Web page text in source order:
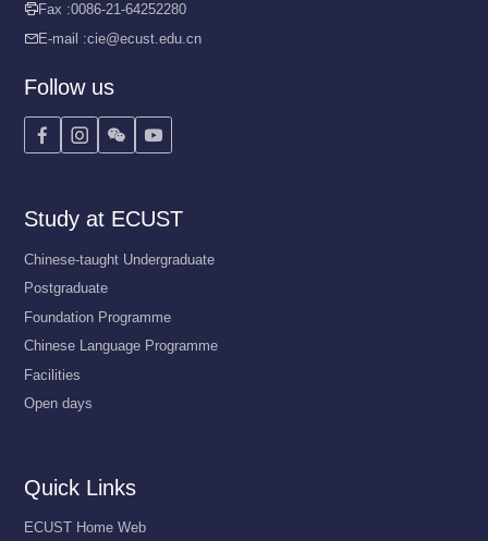
Fax :0086-21-64252280
E-mail :cie@ecust.edu.cn
Follow us
   
Study at ECUST
Chinese-taught Undergraduate
Postgraduate
Foundation Programme
Chinese Language Programme
Facilities
Open days
Quick Links
ECUST Home Web